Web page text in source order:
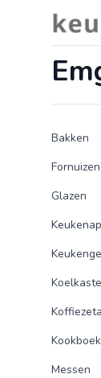
Logo
Bakken
Fornuizen
Glazen
Messen